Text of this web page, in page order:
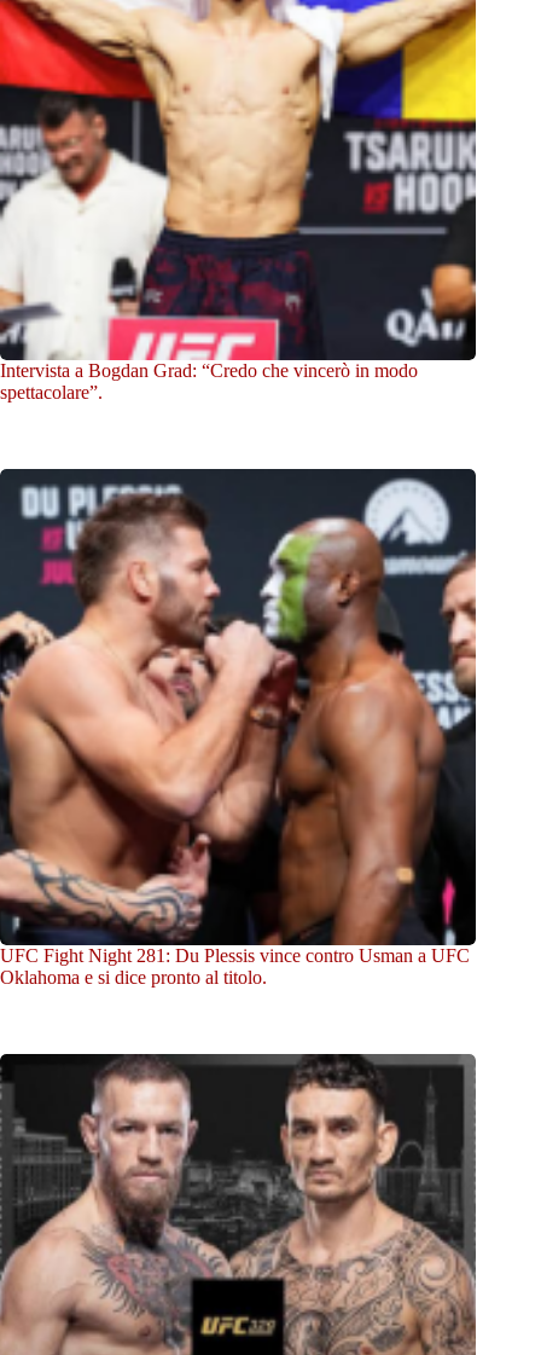
Intervista a Bogdan Grad: “Credo che vincerò in modo
spettacolare”.
UFC Fight Night 281: Du Plessis vince contro Usman a UFC
Oklahoma e si dice pronto al titolo.